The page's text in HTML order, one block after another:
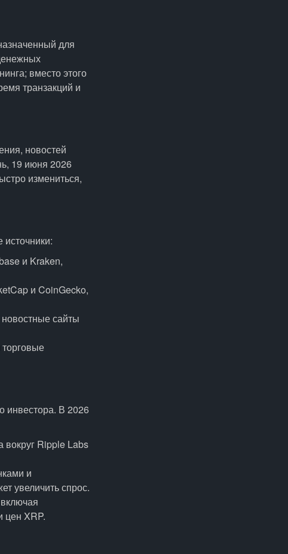
для
вместо этого
транзакций и
новостей
19 июня 2026
измениться,
и Kraken,
и CoinGecko,
сайты
инвестора. В 2026
вокруг Ripple Labs
и
увеличить спрос.
цен XRP.